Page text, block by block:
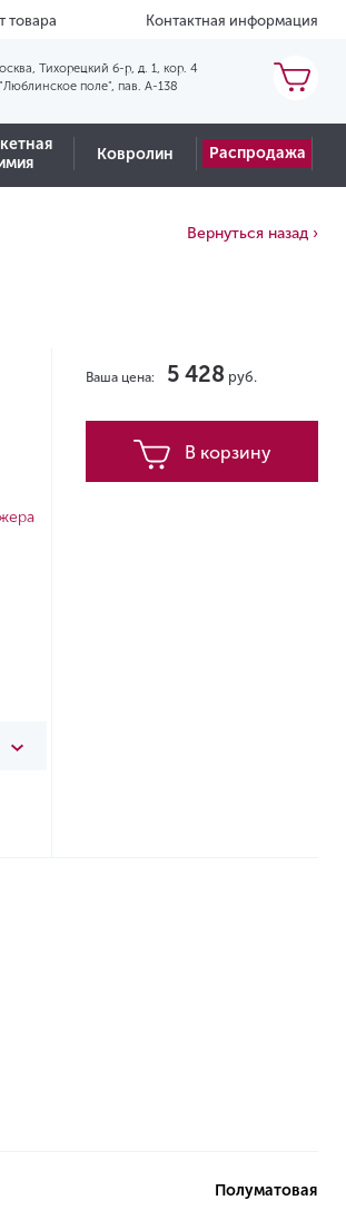
товара Контактная информация
Тихорецкий б-р, д. 1, кор. 4
поле", пав. А-138
Ковролин Распродажа
Вернуться назад ›
Ваша цена: 5 428 руб.
В корзину
Полуматовая